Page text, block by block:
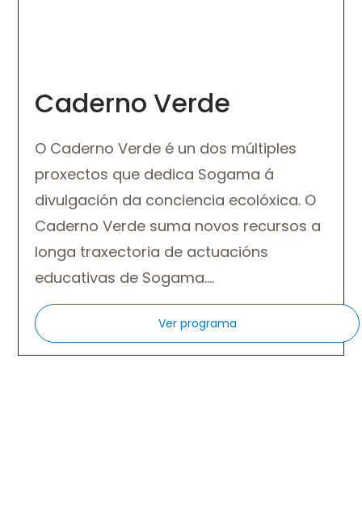
Caderno Verde
O Caderno Verde é un dos múltiples
proxectos que dedica Sogama á
divulgación da conciencia ecolóxica. O
Caderno Verde suma novos recursos a
longa traxectoria de actuacións
educativas de Sogama.…
Ver programa